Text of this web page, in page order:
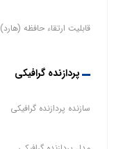
قابلیت ارتقاء حافظه (هارد)
پردازنده گرافیکی
سازنده پردازنده گرافیکی